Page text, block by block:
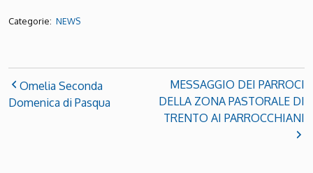
Categorie: NEWS
Omelia Seconda
Domenica di Pasqua
MESSAGGIO DEI PARROCI
DELLA ZONA PASTORALE DI
TRENTO AI PARROCCHIANI